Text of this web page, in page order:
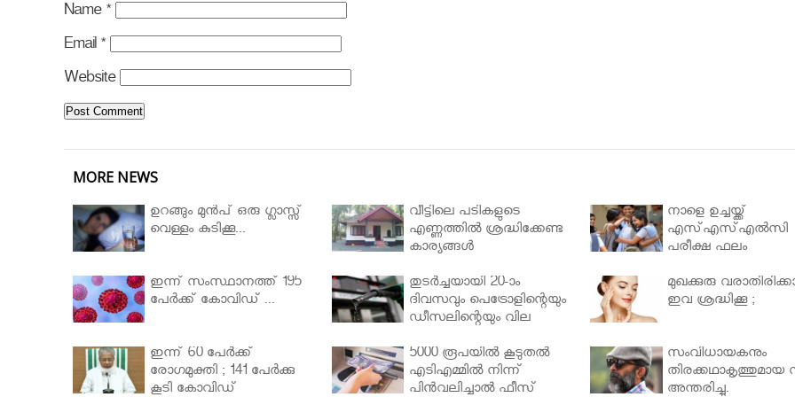
Name *
Email *
Website
MORE NEWS
ഉറങ്ങും മുന്‍പ് ഒരു ഗ്ലാസ്സ്
വെള്ളം കുടിക്കൂ...
വീട്ടിലെ പടികളുടെ
എണ്ണത്തിൽ ശ്രദ്ധിക്കേണ്ട
കാര്യങ്ങൾ
നാളെ ഉച്ചയ്ക്ക്
എസ്എസ്എല്‍സി
പരീക്ഷ ഫലം
ഇന്ന് സംസ്ഥാനത്ത് 195
പേര്‍ക്ക് കോവിഡ് ...
തുടർച്ചയായി 20-ാം
ദിവസവും പെട്രോളിന്റെയും
ഡീസലിന്റെയും വില
മുഖക്കുരു
ഇവ ശ്രദ്ധിക്കൂ ;
ഇന്ന് 60 പേർക്ക്
രോഗമുക്തി ; 141 പേര്‍ക്കു
കൂടി കോവിഡ്
5000 രൂപയിൽ കൂടുതൽ
എടിഎമ്മിൽ നിന്ന്
പിൻവലിച്ചാൽ ഫീസ്
സംവിധായകനും
തിരക്കഥാകൃത്തുമായ
അന്തരിച്ചു.